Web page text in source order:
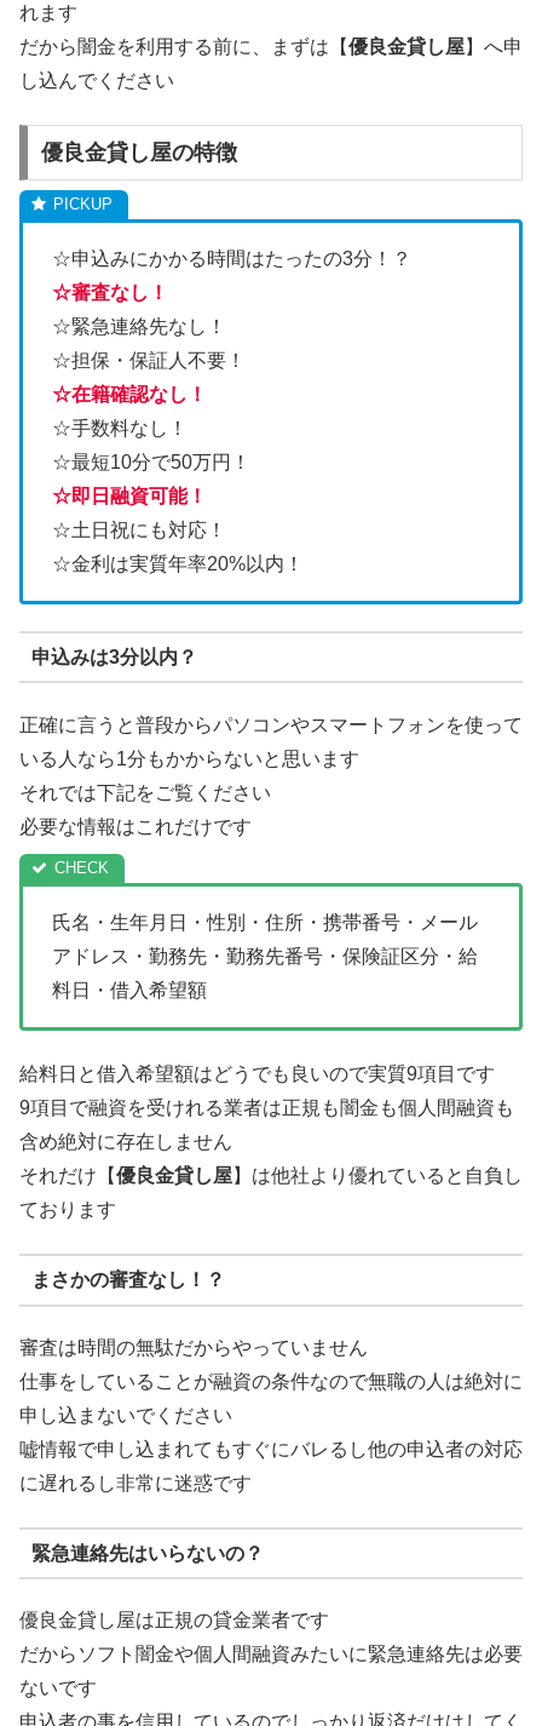
れます
だから闇金を利用する前に、まずは【優良金貸し屋】へ申
し込んでください
優良金貸し屋の特徴
☆申込みにかかる時間はたったの3分！？
☆審査なし！
☆緊急連絡先なし！
☆担保・保証人不要！
☆在籍確認なし！
☆手数料なし！
☆最短10分で50万円！
☆即日融資可能！
☆土日祝にも対応！
☆金利は実質年率20%以内！
申込みは3分以内？
正確に言うと普段からパソコンやスマートフォンを使って
いる人なら1分もかからないと思います
それでは下記をご覧ください
必要な情報はこれだけです
氏名・生年月日・性別・住所・携帯番号・メール
アドレス・勤務先・勤務先番号・保険証区分・給
料日・借入希望額
給料日と借入希望額はどうでも良いので実質9項目です
9項目で融資を受けれる業者は正規も闇金も個人間融資も
含め絶対に存在しません
それだけ【優良金貸し屋】は他社より優れていると自負し
ております
まさかの審査なし！？
審査は時間の無駄だからやっていません
仕事をしていることが融資の条件なので無職の人は絶対に
申し込まないでください
嘘情報で申し込まれてもすぐにバレるし他の申込者の対応
に遅れるし非常に迷惑です
緊急連絡先はいらないの？
優良金貸し屋は正規の貸金業者です
だからソフト闇金や個人間融資みたいに緊急連絡先は必要
ないです